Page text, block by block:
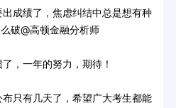
绩了，焦虑纠结中总是想有种
破@高顿金融分析师
一年的努力，期待！
有几天了，希望广大考生都能